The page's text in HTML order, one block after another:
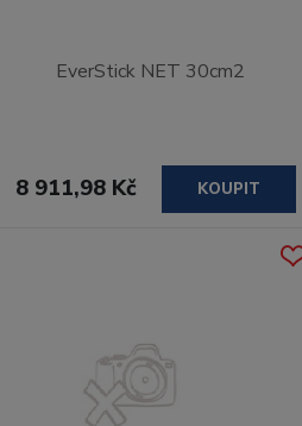
EverStick NET 30cm2
8 911,98 Kč KOUPIT